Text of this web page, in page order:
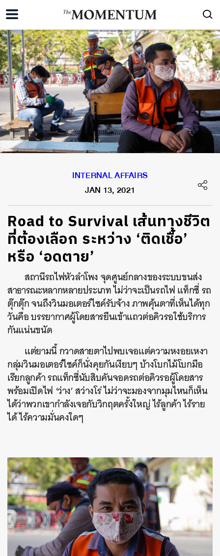
INTERNAL AFFAIRS
JAN 13, 2021
Road to Survival เส้นทางชีวิต
ที่ต้องเลือก ระหว่าง ‘ติดเชื้อ’
หรือ ‘อดตาย’
สถานีรถไฟหัวลำโพง จุดศูนย์กลางของระบบขนส่ง
สาธารณะหลากหลายประเภท ไม่ว่าจะเป็นรถไฟ แท็กซี่ รถ
ตุ๊กตุ๊ก จนถึงวินมอเตอร์ไซค์รับจ้าง ภาพคุ้นตาที่เห็นได้ทุก
วันคือ บรรยากาศผู้โดยสารยืนเข้าแถวต่อคิวรอใช้บริการ
กันแน่นขนัด
แต่ยามนี้ กวาดสายตาไปพบเจอแต่ความหงอยเหงา
กลุ่มวินมอเตอร์ไซค์ก็นั่งคุยกันเงียบๆ บ้างโบกไม้โบกมือ
เรียกลูกค้า รถแท็กซี่นับสิบคันจอดรถต่อคิวรอผู้โดยสาร
พร้อมเปิดไฟ ‘ว่าง’ สว่างโร่ ไม่ว่าจะมองจากมุมไหนก็เห็น
ได้ว่าพวกเขากำลังเจอกับวิกฤตครั้งใหญ่ ไร้ลูกค้า ไร้ราย
ได้ ไร้ความมั่นคงใดๆ